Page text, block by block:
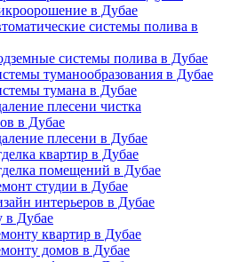
в Дубае
системы полива в
системы полива в Дубае
туманообразования в Дубае
тумана в Дубае
плесени чистка
в Дубае
плесени в Дубае
квартир в Дубае
помещений в Дубае
студии в Дубае
интерьеров в Дубае
в Дубае
квартир в Дубае
домов в Дубае